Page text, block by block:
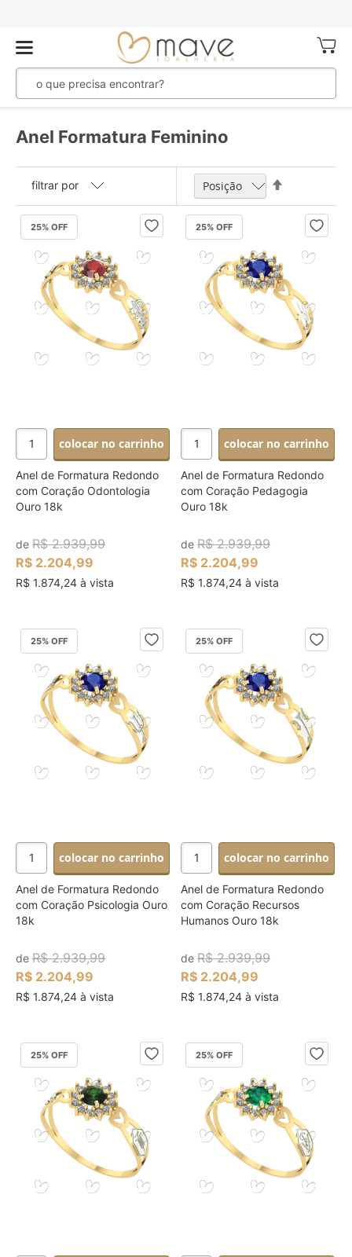
Meu
Anel Formatura Feminino
Definir
Decrescente
25% OFF
colocar no carrinho
Anel de Formatura Redondo
com Coração Odontologia
Ouro 18k
de R$ 2.939,99
R$ 2.204,99
R$ 1.874,24 à vista
25% OFF
colocar no carrinho
Anel de Formatura Redondo
com Coração Pedagogia
Ouro 18k
deR$ 2.939,99
R$ 2.204,99
R$ 1.874,24 à vista
25% OFF
colocar no carrinho
Anel de Formatura Redondo
com Coração Psicologia Ouro
18k
de R$ 2.939,99
R$ 2.204,99
R$ 1.874,24 à vista
25% OFF
colocar no carrinho
Anel de Formatura Redondo
com Coração Recursos
Humanos Ouro 18k
deR$ 2.939,99
R$ 2.204,99
R$ 1.874,24 à vista
25% OFF 25% OFF
filtrar por